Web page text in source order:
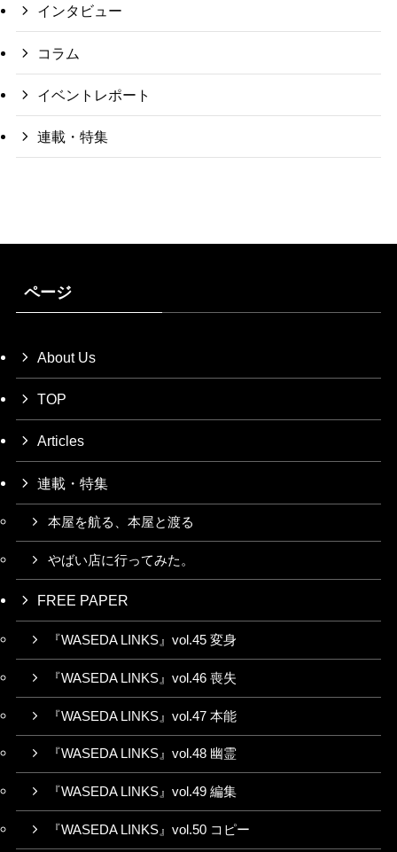
インタビュー
コラム
イベントレポート
連載・特集
ページ
About Us
TOP
Articles
連載・特集
本屋を航る、本屋と渡る
やばい店に行ってみた。
FREE PAPER
『WASEDA LINKS』vol.45 変身
『WASEDA LINKS』vol.46 喪失
『WASEDA LINKS』vol.47 本能
『WASEDA LINKS』vol.48 幽霊
『WASEDA LINKS』vol.49 編集
『WASEDA LINKS』vol.50 コピー